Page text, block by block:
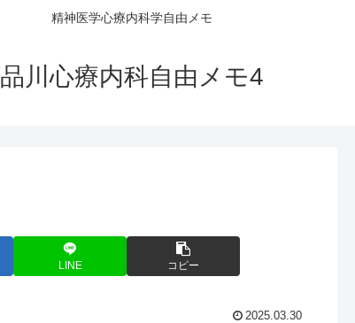
精神医学心療内科学自由メモ
品川心療内科自由メモ4
LINE コピー
2025.03.30